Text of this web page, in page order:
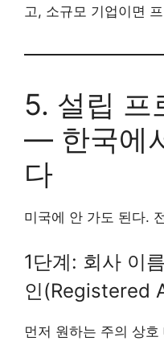
고, 소규모 기업이면
5. 설립 프
— 한국에
다
미국에 안 가도 된다.
1단계: 회사 이
인(Registered
먼저 원하는 주의 상